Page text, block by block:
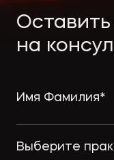
Оставить
на
Выберите